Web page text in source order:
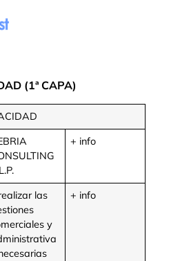
(1ª CAPA)
+ info
las
y
+ info